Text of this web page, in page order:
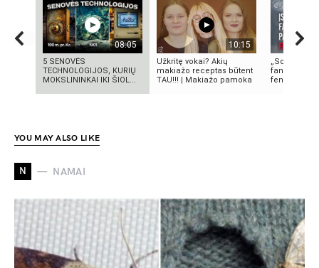
08:05
5 SENOVĖS
TECHNOLOGIJOS, KURIŲ
MOKSLININKAI IKI ŠIOL...
10:15
Užkritę vokai? Akių
makiažo receptas būtent
TAU!!! | Makiažo pamoka
„Sostų
fantastinio
fenomenas
YOU MAY ALSO LIKE
N NAMAI